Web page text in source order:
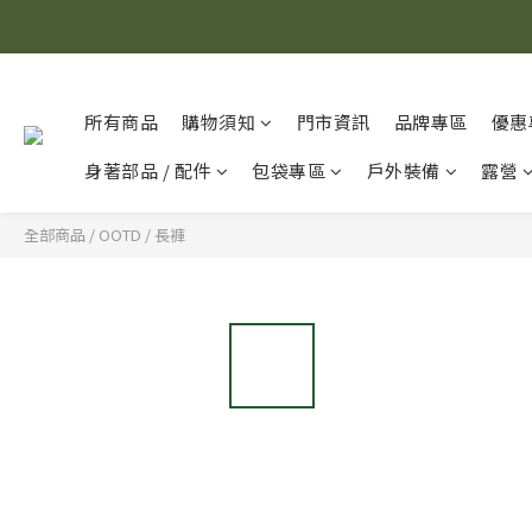
所有商品 購物須知 門市資訊 品牌專區
優
身著部品 / 配件
包袋專區 戶外裝備 露營
全部商品 / OOTD / 長褲